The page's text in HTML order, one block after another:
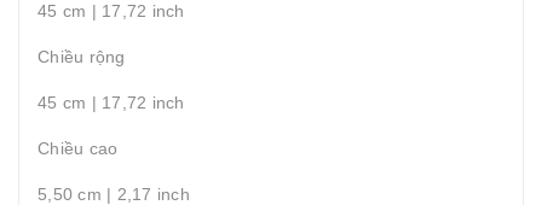
45 cm | 17,72 inch
Chiều rộng
45 cm | 17,72 inch
Chiều cao
5,50 cm | 2,17 inch